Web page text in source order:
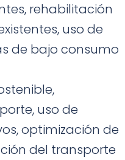
rehabilitación
uso de
de bajo consumo
uso de
optimización de
del transporte